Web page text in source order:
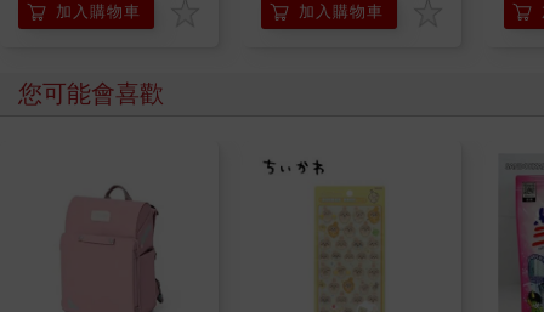
加入購物車 加入購物車
您可能會喜歡